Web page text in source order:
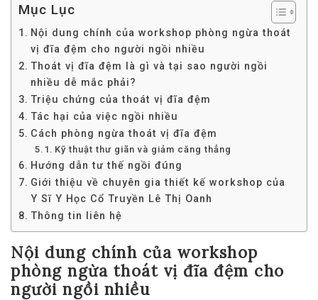
Mục Lục
Nội dung chính của workshop phòng ngừa thoát
vị đĩa đệm cho người ngồi nhiều
Thoát vị đĩa đệm là gì và tại sao người ngồi
nhiều dễ mắc phải?
Triệu chứng của thoát vị đĩa đệm
Tác hại của việc ngồi nhiều
Cách phòng ngừa thoát vị đĩa đệm
Kỹ thuật thư giãn và giảm căng thẳng
Hướng dẫn tư thế ngồi đúng
Giới thiệu về chuyên gia thiết kế workshop của
Y Sĩ Y Học Cổ Truyền Lê Thị Oanh
Thông tin liên hệ
Nội dung chính của workshop
phòng ngừa thoát vị đĩa đệm cho
người ngồi nhiều